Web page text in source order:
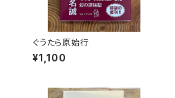
ぐうたら原始行
¥1,100